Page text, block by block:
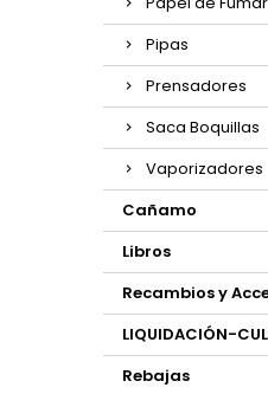
Pipas
Prensadores
Saca Boquillas
Vaporizadores
Cañamo
Libros
Recambios y
LIQUIDACIÓN-
Rebajas